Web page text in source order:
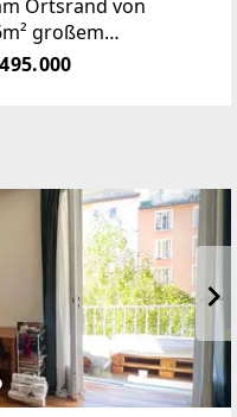
Ortsrand von
großem
ca.